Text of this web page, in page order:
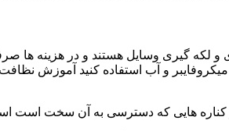
و لکه گیری وسایل هستند و در هزینه ها
و آب استفاده کنید آموزش